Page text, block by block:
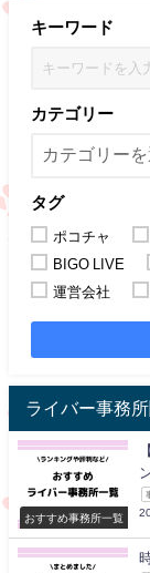
キーワード
カテゴリー
タグ
ポコチャ
BIGO LIVE
運営会社
ライバー事務
おすすめ事務所一覧